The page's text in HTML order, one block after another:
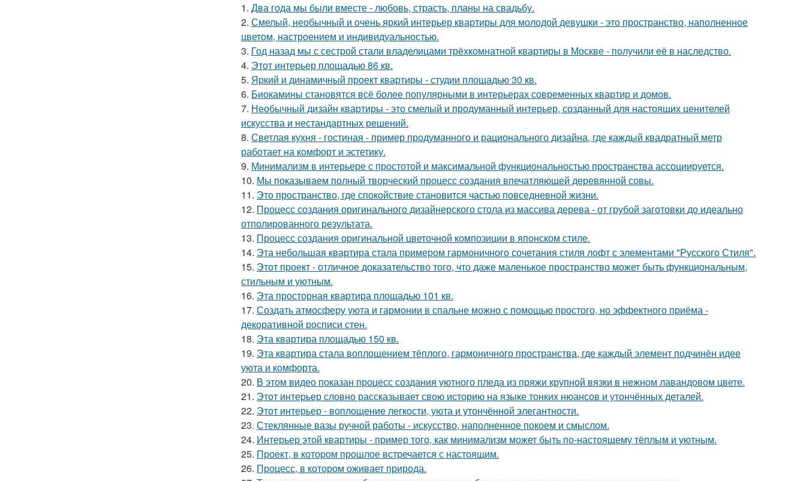
1. Два года мы были вместе - любовь, страсть, планы на свадьбу.
2. Смелый, необычный и очень яркий интерьер квартиры для молодой девушки - это пространство, наполненное
цветом, настроением и индивидуальностью.
3. Год назад мы с сестрой стали владелицами трёхкомнатной квартиры в Москве - получили её в наследство.
4. Этот интерьер площадью 86 кв.
5. Яркий и динамичный проект квартиры - студии площадью 30 кв.
6. Биокамины становятся всё более популярными в интерьерах современных квартир и домов.
7. Необычный дизайн квартиры - это смелый и продуманный интерьер, созданный для настоящих ценителей
искусства и нестандартных решений.
8. Светлая кухня - гостиная - пример продуманного и рационального дизайна, где каждый квадратный метр
работает на комфорт и эстетику.
9. Минимализм в интерьере с простотой и максимальной функциональностью пространства ассоциируется.
10. Мы показываем полный творческий процесс создания впечатляющей деревянной совы.
11. Это пространство, где спокойствие становится частью повседневной жизни.
12. Процесс создания оригинального дизайнерского стола из массива дерева - от грубой заготовки до идеально
отполированного результата.
13. Процесс создания оригинальной цветочной композиции в японском стиле.
14. Эта небольшая квартира стала примером гармоничного сочетания стиля лофт с элементами "Русского Стиля".
15. Этот проект - отличное доказательство того, что даже маленькое пространство может быть функциональным,
стильным и уютным.
16. Эта просторная квартира площадью 101 кв.
17. Создать атмосферу уюта и гармонии в спальне можно с помощью простого, но эффектного приёма -
декоративной росписи стен.
18. Эта квартира площадью 150 кв.
19. Эта квартира стала воплощением тёплого, гармоничного пространства, где каждый элемент подчинён идее
уюта и комфорта.
20. В этом видео показан процесс создания уютного пледа из пряжи крупной вязки в нежном лавандовом цвете.
21. Этот интерьер словно рассказывает свою историю на языке тонких нюансов и утончённых деталей.
22. Этот интерьер - воплощение легкости, уюта и утончённой элегантности.
23. Стеклянные вазы ручной работы - искусство, наполненное покоем и смыслом.
24. Интерьер этой квартиры - пример того, как минимализм может быть по-настоящему тёплым и уютным.
25. Проект, в котором прошлое встречается с настоящим.
26. Процесс, в котором оживает природа.